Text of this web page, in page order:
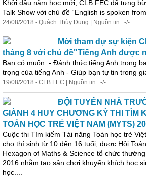
Khởi đầu năm học mới, CLB FEC đã tưng
Talk Show với chủ đề “English is spoken from
24/08/2018 - Quách Thùy Dung | Nguồn tin : -/-
Mời tham dự sự kiện
tháng 8 với chủ đề"Tiếng Anh được
Bạn có muốn: - Đánh thức tiếng Anh trong
trọng của tiếng Anh - Giúp bạn tự tin trong
19/08/2018 - CLB FEC | Nguồn tin : -/-
ĐỘI TUYỂN NHÀ
GIÀNH 4 HUY CHƯƠNG KỲ THI TÌM
TOÁN HỌC TRẺ VIỆT NAM (MYTS)
Cuộc thi Tìm kiếm Tài năng Toán học trẻ
cho thí sinh từ 10 đến 16 tuổi, được Hội Toán
Hexagon of Maths & Science tổ chức
2016 nhằm tạo sân chơi khuyến khích học
học